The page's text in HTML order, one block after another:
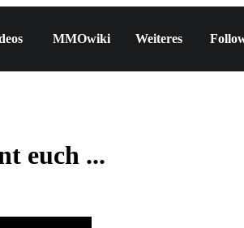
MMOwiki Weiteres
euch ...